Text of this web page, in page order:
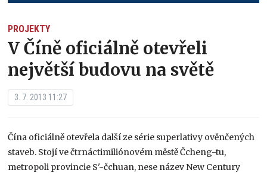
PROJEKTY
V Číně oficiálně otevřeli
největší budovu na světě
3. 7. 2013 11:27
Čína oficiálně otevřela další ze série superlativy ověnčených
staveb. Stojí ve čtrnáctimiliónovém městě Čcheng-tu,
metropoli provincie S'-čchuan, nese název New Century